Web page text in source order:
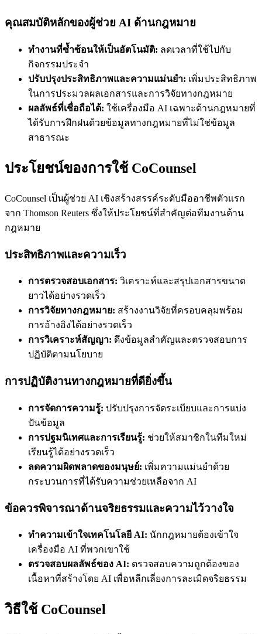
คุณสมบัติหลักของผู้ช่วย AI ด้านกฎหมาย
ทำงานที่ซ้ำซ้อนให้เป็นอัตโนมัติ: ลดเวลาที่ใช้ไปกับ
กิจกรรมประจำ
ปรับปรุงประสิทธิภาพและความแม่นยำ: เพิ่มประสิทธิภาพ
ในการประมวลผลเอกสารและการวิจัยทางกฎหมาย
ผลลัพธ์ที่เชื่อถือได้: ใช้เครื่องมือ AI เฉพาะด้านกฎหมายที่
ได้รับการฝึกฝนด้วยข้อมูลทางกฎหมายที่ไม่ใช่ข้อมูล
สาธารณะ
ประโยชน์ของการใช้ CoCounsel
CoCounsel เป็นผู้ช่วย AI เชิงสร้างสรรค์ระดับมืออาชีพตัวแรก
จาก Thomson Reuters ซึ่งให้ประโยชน์ที่สำคัญต่อทีมงานด้าน
กฎหมาย
ประสิทธิภาพและความเร็ว
การตรวจสอบเอกสาร: วิเคราะห์และสรุปเอกสารขนาด
ยาวได้อย่างรวดเร็ว
การวิจัยทางกฎหมาย: สร้างงานวิจัยที่ครอบคลุมพร้อม
การอ้างอิงได้อย่างรวดเร็ว
การวิเคราะห์สัญญา: ดึงข้อมูลสำคัญและตรวจสอบการ
ปฏิบัติตามนโยบาย
การปฏิบัติงานทางกฎหมายที่ดียิ่งขึ้น
การจัดการความรู้: ปรับปรุงการจัดระเบียบและการแบ่ง
ปันข้อมูล
การปฐมนิเทศและการเรียนรู้: ช่วยให้สมาชิกในทีมใหม่
เรียนรู้ได้อย่างรวดเร็ว
ลดความผิดพลาดของมนุษย์: เพิ่มความแม่นยำด้วย
กระบวนการที่ได้รับความช่วยเหลือจาก AI
ข้อควรพิจารณาด้านจริยธรรมและความไว้วางใจ
ทำความเข้าใจเทคโนโลยี AI: นักกฎหมายต้องเข้าใจ
เครื่องมือ AI ที่พวกเขาใช้
ตรวจสอบผลลัพธ์ของ AI: ตรวจสอบความถูกต้องของ
เนื้อหาที่สร้างโดย AI เพื่อหลีกเลี่ยงการละเมิดจริยธรรม
วิธีใช้ CoCounsel